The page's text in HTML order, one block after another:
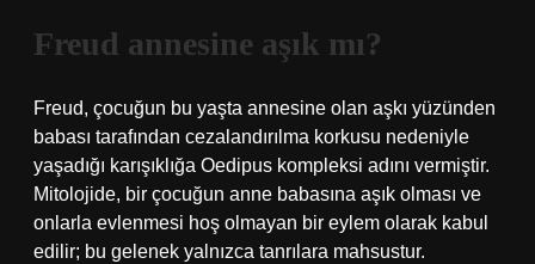
Freud annesine aşık mı?
Freud, çocuğun bu yaşta annesine olan aşkı yüzünden
babası tarafından cezalandırılma korkusu nedeniyle
yaşadığı karışıklığa Oedipus kompleksi adını vermiştir.
Mitolojide, bir çocuğun anne babasına aşık olması ve
onlarla evlenmesi hoş olmayan bir eylem olarak kabul
edilir; bu gelenek yalnızca tanrılara mahsustur.